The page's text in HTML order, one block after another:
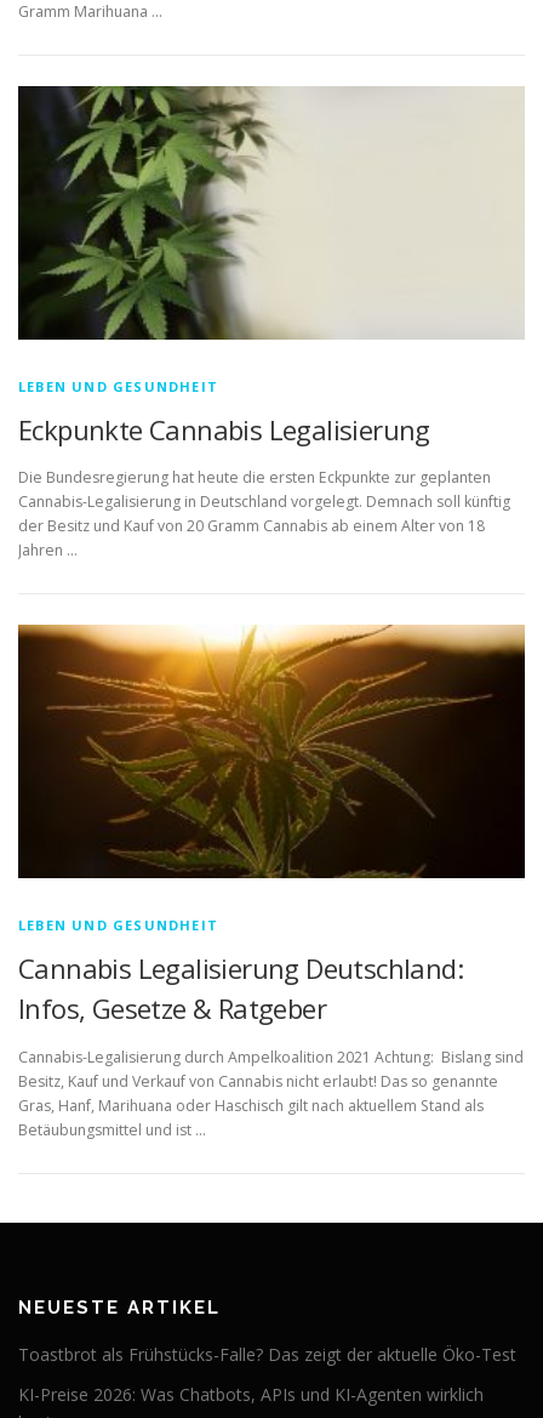
Gramm Marihuana …
LEBEN UND GESUNDHEIT
Eckpunkte Cannabis Legalisierung
Die Bundesregierung hat heute die ersten Eckpunkte zur geplanten
Cannabis-Legalisierung in Deutschland vorgelegt. Demnach soll künftig
der Besitz und Kauf von 20 Gramm Cannabis ab einem Alter von 18
Jahren …
LEBEN UND GESUNDHEIT
Cannabis Legalisierung Deutschland:
Infos, Gesetze & Ratgeber
Cannabis-Legalisierung durch Ampelkoalition 2021 Achtung: Bislang sind
Besitz, Kauf und Verkauf von Cannabis nicht erlaubt! Das so genannte
Gras, Hanf, Marihuana oder Haschisch gilt nach aktuellem Stand als
Betäubungsmittel und ist …
NEUESTE ARTIKEL
Toastbrot als Frühstücks-Falle? Das zeigt der aktuelle Öko-Test
KI-Preise 2026: Was Chatbots, APIs und KI-Agenten wirklich